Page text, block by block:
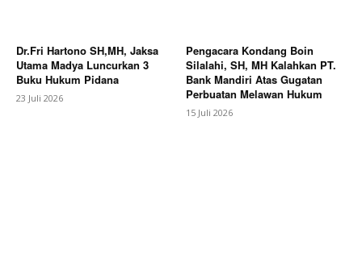
Dr.Fri Hartono SH,MH, Jaksa
Utama Madya Luncurkan 3
Buku Hukum Pidana
23 Juli 2026
Pengacara Kondang Boin
Silalahi, SH, MH Kalahkan PT.
Bank Mandiri Atas Gugatan
Perbuatan Melawan Hukum
15 Juli 2026